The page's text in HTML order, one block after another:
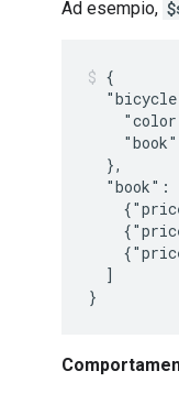
Ad esempio,
{
  },
"book":
  ]